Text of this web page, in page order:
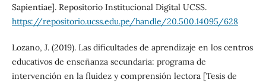
Sapientiae]. Repositorio Institucional Digital UCSS.
https://repositorio.ucss.edu.pe/handle/20.500.14095/628
Lozano, J. (2019). Las dificultades de aprendizaje en los centros
educativos de enseñanza secundaria: programa de
intervención en la fluidez y comprensión lectora [Tesis de